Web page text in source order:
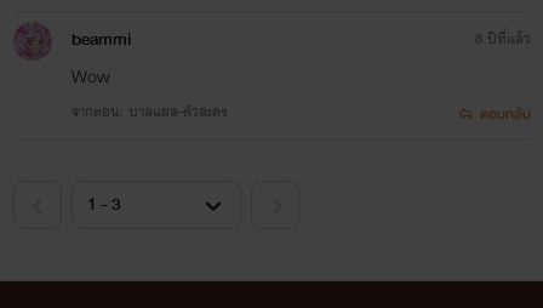
beammi
Wow
จากตอน: บาลแผล-ตัวละคร
8 ปีที่แล้ว
ตอบกลับ